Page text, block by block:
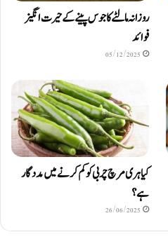
روزانہ مالٹے کا جوس پینے کے حیرت انگیز
فوائد
05/12/2025
کیا ہری مرچ چربی کو کم کرنے میں مددگار
ہے؟
26/06/2025